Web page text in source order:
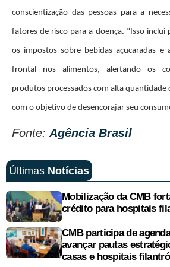
conscientização das pessoas para a
fatores de risco para a doença. “Isso inclui
os impostos sobre bebidas açucaradas e
frontal nos alimentos, alertando os
produtos processados com alta quantidade
com o objetivo de desencorajar seu
Fonte: Agência Brasil
Últimas Notícias
Mobilização da CMB
crédito para hospitais
CMB participa de
avançar pautas
casas e hospitais